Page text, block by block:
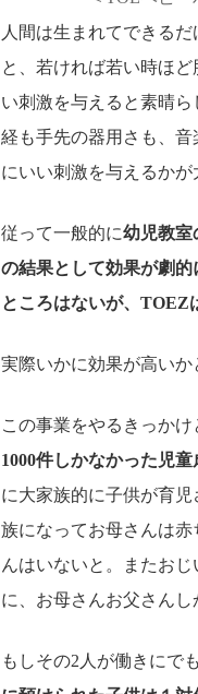
人間は生まれてできる
と、若ければ若い時ほ
い刺激を与えると素晴
経も手先の器用さも、
にいい刺激を与えるかが
従って一般的に幼児教室
の結果として効果が劇
ところはないが、TOEZ
実際いかに効果が高いか
この事業をやるきっか
1000件しかなかった児
に大家族的に子供が育
族になってお母さんは
んはいないと。またお
に、お母さんお父さんし
もしその2人が働きにで